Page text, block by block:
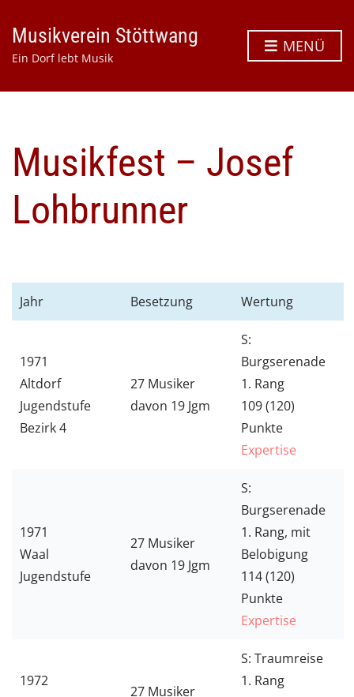
Musikverein Stöttwang
Ein Dorf lebt Musik
MENÜ
Musikfest – Josef
Lohbrunner
Jahr Besetzung Wertung
1971
Altdorf
Jugendstufe
Bezirk 4
27 Musiker
davon 19 Jgm
S:
Burgserenade
1. Rang
109 (120)
Punkte
Expertise
1971
Waal
Jugendstufe
27 Musiker
davon 19 Jgm
S:
Burgserenade
1. Rang, mit
Belobigung
114 (120)
Punkte
Expertise
1972
27 Musiker
S: Traumreise
1. Rang